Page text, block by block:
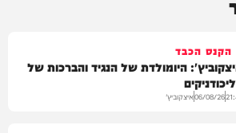
הקנס הכבד
היומולדת של הנגיד והברכות של
06/08/26איצקוביץ'